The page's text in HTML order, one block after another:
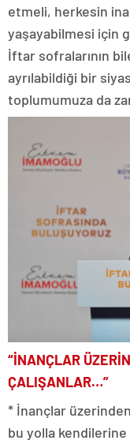
etmeli, herkesin
yaşayabilmesi için
İftar sofralarının
ayrılabildiği bir
toplumumuza da
“İNANÇLAR
ÇALIŞANLAR…”
* İnançlar
bu yolla